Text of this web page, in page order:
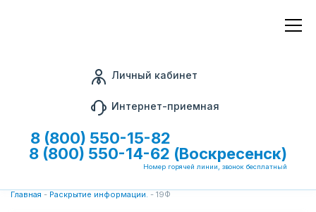
Личный кабинет
Интернет-приемная
8 (800) 550-15-82
8 (800) 550-14-62 (Воскресенск)
Номер горячей линии, звонок бесплатный
Главная - Раскрытие информации. - 19Ф